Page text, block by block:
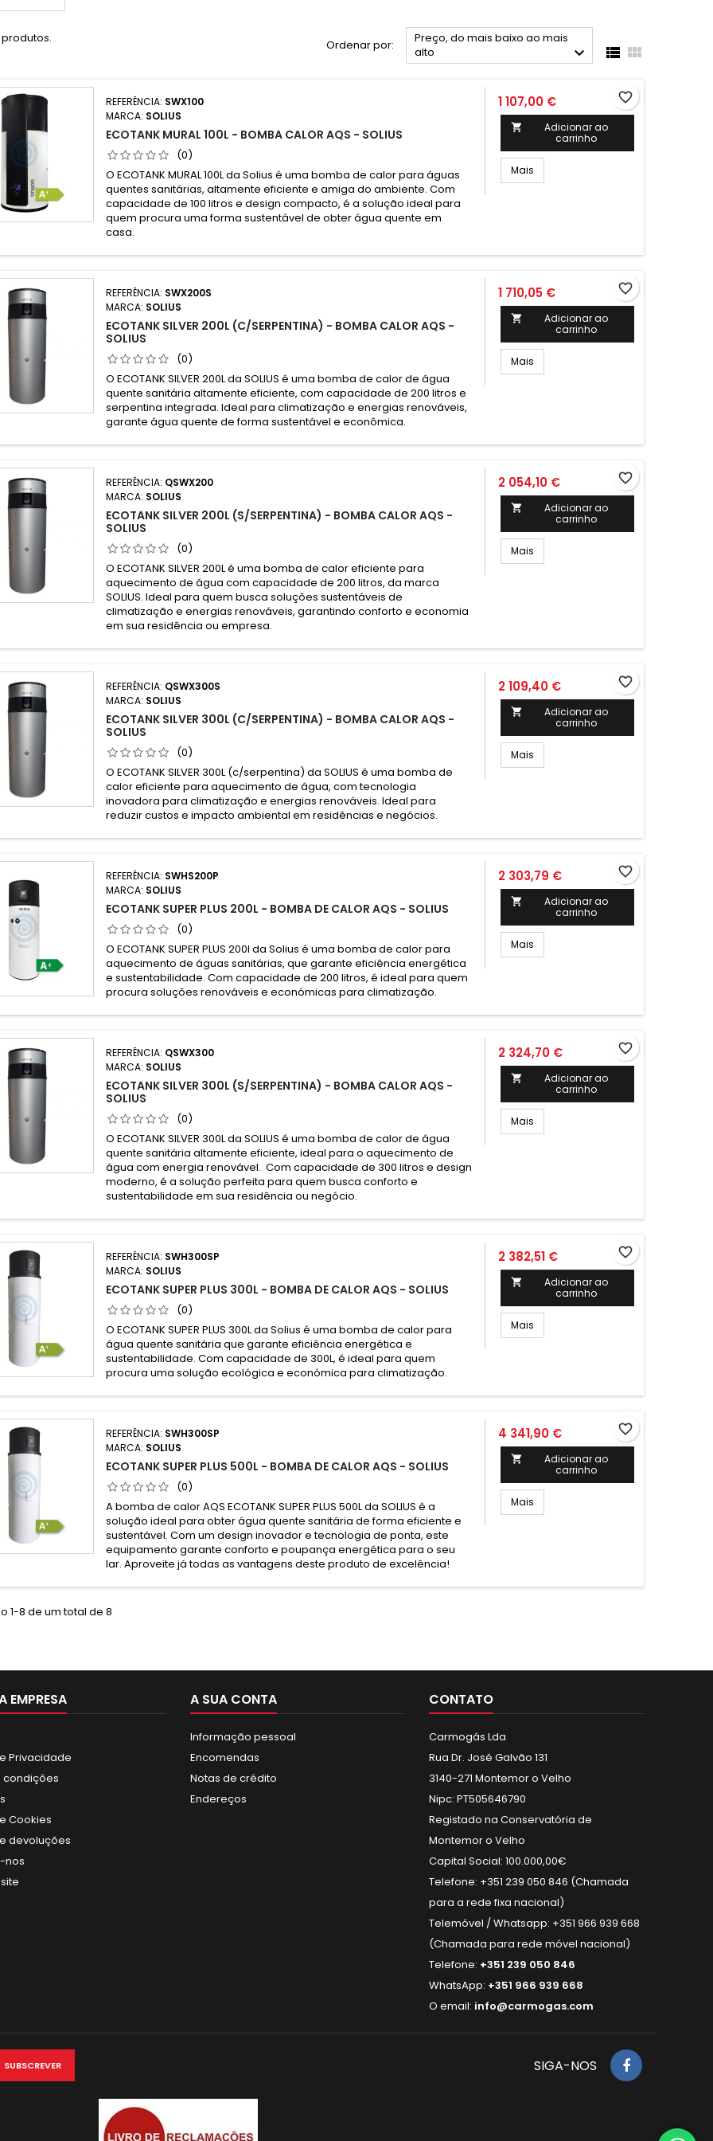
produtos. Ordenar por:
Preço, do mais baixo ao mais
alto
  
REFERÊNCIA: SWX100
MARCA: SOLIUS
ECOTANK MURAL 100L - BOMBA CALOR AQS - SOLIUS
(0)
O ECOTANK MURAL 100L da Solius é uma bomba de calor para águas
quentes sanitárias, altamente eficiente e amiga do ambiente. Com
capacidade de 100 litros e design compacto, é a solução ideal para
quem procura uma forma sustentável de obter água quente em
casa.
1 107,00 €

Adicionar ao
carrinho
Mais
favorite_border
REFERÊNCIA: SWX200S
MARCA: SOLIUS
ECOTANK SILVER 200L (C/SERPENTINA) - BOMBA CALOR AQS -
SOLIUS
(0)
O ECOTANK SILVER 200L da SOLIUS é uma bomba de calor de água
quente sanitária altamente eficiente, com capacidade de 200 litros e
serpentina integrada. Ideal para climatização e energias renováveis,
garante água quente de forma sustentável e econômica.
1 710,05 €

Adicionar ao
carrinho
Mais
favorite_border
REFERÊNCIA: QSWX200
MARCA: SOLIUS
ECOTANK SILVER 200L (S/SERPENTINA) - BOMBA CALOR AQS -
SOLIUS
(0)
O ECOTANK SILVER 200L é uma bomba de calor eficiente para
aquecimento de água com capacidade de 200 litros, da marca
SOLIUS. Ideal para quem busca soluções sustentáveis de
climatização e energias renováveis, garantindo conforto e economia
em sua residência ou empresa.
2 054,10 €

Adicionar ao
carrinho
Mais
favorite_border
REFERÊNCIA: QSWX300S
MARCA: SOLIUS
ECOTANK SILVER 300L (C/SERPENTINA) - BOMBA CALOR AQS -
SOLIUS
(0)
O ECOTANK SILVER 300L (c/serpentina) da SOLIUS é uma bomba de
calor eficiente para aquecimento de água, com tecnologia
inovadora para climatização e energias renováveis. Ideal para
reduzir custos e impacto ambiental em residências e negócios.
2 109,40 €

Adicionar ao
carrinho
Mais
favorite_border
REFERÊNCIA: SWHS200P
MARCA: SOLIUS
ECOTANK SUPER PLUS 200L - BOMBA DE CALOR AQS - SOLIUS
(0)
O ECOTANK SUPER PLUS 200l da Solius é uma bomba de calor para
aquecimento de águas sanitárias, que garante eficiência energética
e sustentabilidade. Com capacidade de 200 litros, é ideal para quem
procura soluções renováveis e económicas para climatização.
2 303,79 €

Adicionar ao
carrinho
Mais
favorite_border
REFERÊNCIA: QSWX300
MARCA: SOLIUS
ECOTANK SILVER 300L (S/SERPENTINA) - BOMBA CALOR AQS -
SOLIUS
(0)
O ECOTANK SILVER 300L da SOLIUS é uma bomba de calor de água
quente sanitária altamente eficiente, ideal para o aquecimento de
água com energia renovável. Com capacidade de 300 litros e design
moderno, é a solução perfeita para quem busca conforto e
sustentabilidade em sua residência ou negócio.
2 324,70 €

Adicionar ao
carrinho
Mais
favorite_border
REFERÊNCIA: SWH300SP
MARCA: SOLIUS
ECOTANK SUPER PLUS 300L - BOMBA DE CALOR AQS - SOLIUS
(0)
O ECOTANK SUPER PLUS 300L da Solius é uma bomba de calor para
água quente sanitária que garante eficiência energética e
sustentabilidade. Com capacidade de 300L, é ideal para quem
procura uma solução ecológica e económica para climatização.
2 382,51 €

Adicionar ao
carrinho
Mais
favorite_border
REFERÊNCIA: SWH300SP
MARCA: SOLIUS
ECOTANK SUPER PLUS 500L - BOMBA DE CALOR AQS - SOLIUS
(0)
A bomba de calor AQS ECOTANK SUPER PLUS 500L da SOLIUS é a
solução ideal para obter água quente sanitária de forma eficiente e
sustentável. Com um design inovador e tecnologia de ponta, este
equipamento garante conforto e poupança energética para o seu
lar. Aproveite já todas as vantagens deste produto de excelência!
4 341,90 €

Adicionar ao
carrinho
Mais
favorite_border
1-8 de um total de 8
EMPRESA
Privacidade
condições
Cookies
devoluções
nos
A SUA CONTA
Informação pessoal
Encomendas
Notas de crédito
Endereços
CONTATO
Carmogás Lda
Rua Dr. José Galvão 131
3140-271 Montemor o Velho
Nipc: PT505646790
Registado na Conservatória de
Montemor o Velho
Capital Social: 100.000,00€
Telefone: +351 239 050 846 (Chamada
para a rede fixa nacional)
Telemóvel / Whatsapp: +351 966 939 668
(Chamada para rede móvel nacional)
Telefone: +351 239 050 846
WhatsApp: +351 966 939 668
O email: info@carmogas.com
SIGA-NOS